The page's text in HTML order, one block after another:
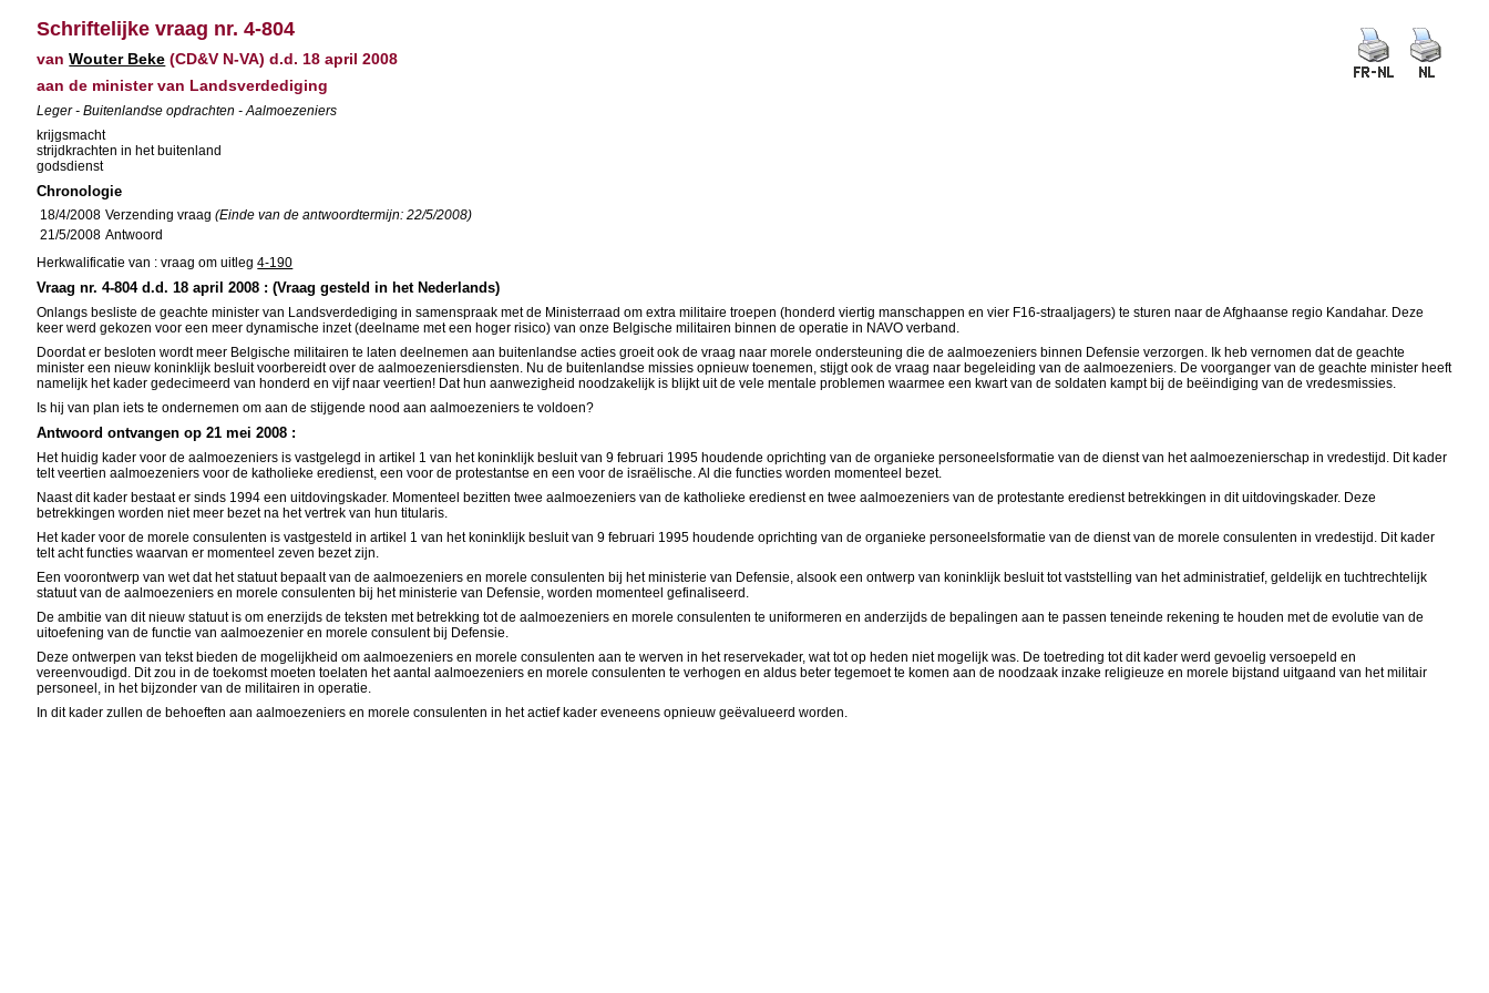
Schriftelijke vraag nr. 4-804
vanWouter Beke (CD&V N-VA) d.d. 18 april 2008
aan de minister van Landsverdediging
Leger - Buitenlandse opdrachten - Aalmoezeniers
krijgsmacht
strijdkrachten in het buitenland
godsdienst
Chronologie
18/4/2008 Verzending vraag(Einde van de antwoordtermijn: 22/5/2008)
21/5/2008 Antwoord
Herkwalificatie van : vraag om uitleg4-190
Vraag nr. 4-804 d.d. 18 april 2008 : (Vraag gesteld in het Nederlands)
Onlangs besliste de geachte minister van Landsverdediging in samenspraak met de Ministerraad om extra militaire troepen (honderd viertig manschappen en vier F16-straaljagers) te sturen naar de Afghaanse regio Kandahar. Deze
keer werd gekozen voor een meer dynamische inzet (deelname met een hoger risico) van onze Belgische militairen binnen de operatie in NAVO verband.
Doordat er besloten wordt meer Belgische militairen te laten deelnemen aan buitenlandse acties groeit ook de vraag naar morele ondersteuning die de aalmoezeniers binnen Defensie verzorgen. Ik heb vernomen dat de geachte
minister een nieuw koninklijk besluit voorbereidt over de aalmoezeniersdiensten. Nu de buitenlandse missies opnieuw toenemen, stijgt ook de vraag naar begeleiding van de aalmoezeniers. De voorganger van de geachte minister heeft
namelijk het kader gedecimeerd van honderd en vijf naar veertien! Dat hun aanwezigheid noodzakelijk is blijkt uit de vele mentale problemen waarmee een kwart van de soldaten kampt bij de beëindiging van de vredesmissies.
Is hij van plan iets te ondernemen om aan de stijgende nood aan aalmoezeniers te voldoen?
Antwoord ontvangen op 21 mei 2008 :
Het huidig kader voor de aalmoezeniers is vastgelegd in artikel 1 van het koninklijk besluit van 9 februari 1995 houdende oprichting van de organieke personeelsformatie van de dienst van het aalmoezenierschap in vredestijd. Dit kader
telt veertien aalmoezeniers voor de katholieke eredienst, een voor de protestantse en een voor de israëlische. Al die functies worden momenteel bezet.
Naast dit kader bestaat er sinds 1994 een uitdovingskader. Momenteel bezitten twee aalmoezeniers van de katholieke eredienst en twee aalmoezeniers van de protestante eredienst betrekkingen in dit uitdovingskader. Deze
betrekkingen worden niet meer bezet na het vertrek van hun titularis.
Het kader voor de morele consulenten is vastgesteld in artikel 1 van het koninklijk besluit van 9 februari 1995 houdende oprichting van de organieke personeelsformatie van de dienst van de morele consulenten in vredestijd. Dit kader
telt acht functies waarvan er momenteel zeven bezet zijn.
Een voorontwerp van wet dat het statuut bepaalt van de aalmoezeniers en morele consulenten bij het ministerie van Defensie, alsook een ontwerp van koninklijk besluit tot vaststelling van het administratief, geldelijk en tuchtrechtelijk
statuut van de aalmoezeniers en morele consulenten bij het ministerie van Defensie, worden momenteel gefinaliseerd.
De ambitie van dit nieuw statuut is om enerzijds de teksten met betrekking tot de aalmoezeniers en morele consulenten te uniformeren en anderzijds de bepalingen aan te passen teneinde rekening te houden met de evolutie van de
uitoefening van de functie van aalmoezenier en morele consulent bij Defensie.
Deze ontwerpen van tekst bieden de mogelijkheid om aalmoezeniers en morele consulenten aan te werven in het reservekader, wat tot op heden niet mogelijk was. De toetreding tot dit kader werd gevoelig versoepeld en
vereenvoudigd. Dit zou in de toekomst moeten toelaten het aantal aalmoezeniers en morele consulenten te verhogen en aldus beter tegemoet te komen aan de noodzaak inzake religieuze en morele bijstand uitgaand van het militair
personeel, in het bijzonder van de militairen in operatie.
In dit kader zullen de behoeften aan aalmoezeniers en morele consulenten in het actief kader eveneens opnieuw geëvalueerd worden.